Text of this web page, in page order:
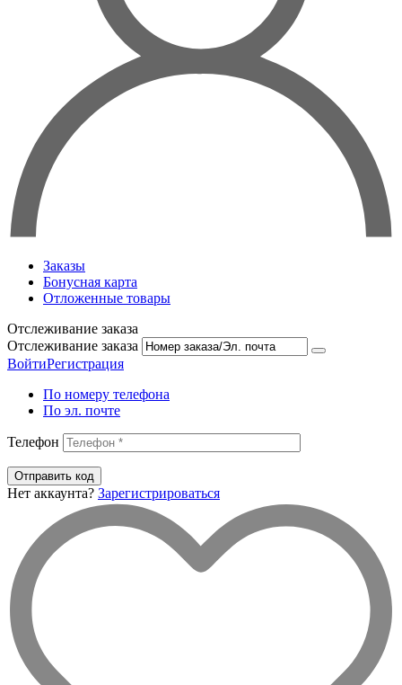
Заказы
Бонусная карта
Отложенные товары
Отслеживание заказа
Отслеживание заказа
ВойтиРегистрация
По номеру телефона
По эл. почте
Телефон
Отправить код
Нет аккаунта? Зарегистрироваться